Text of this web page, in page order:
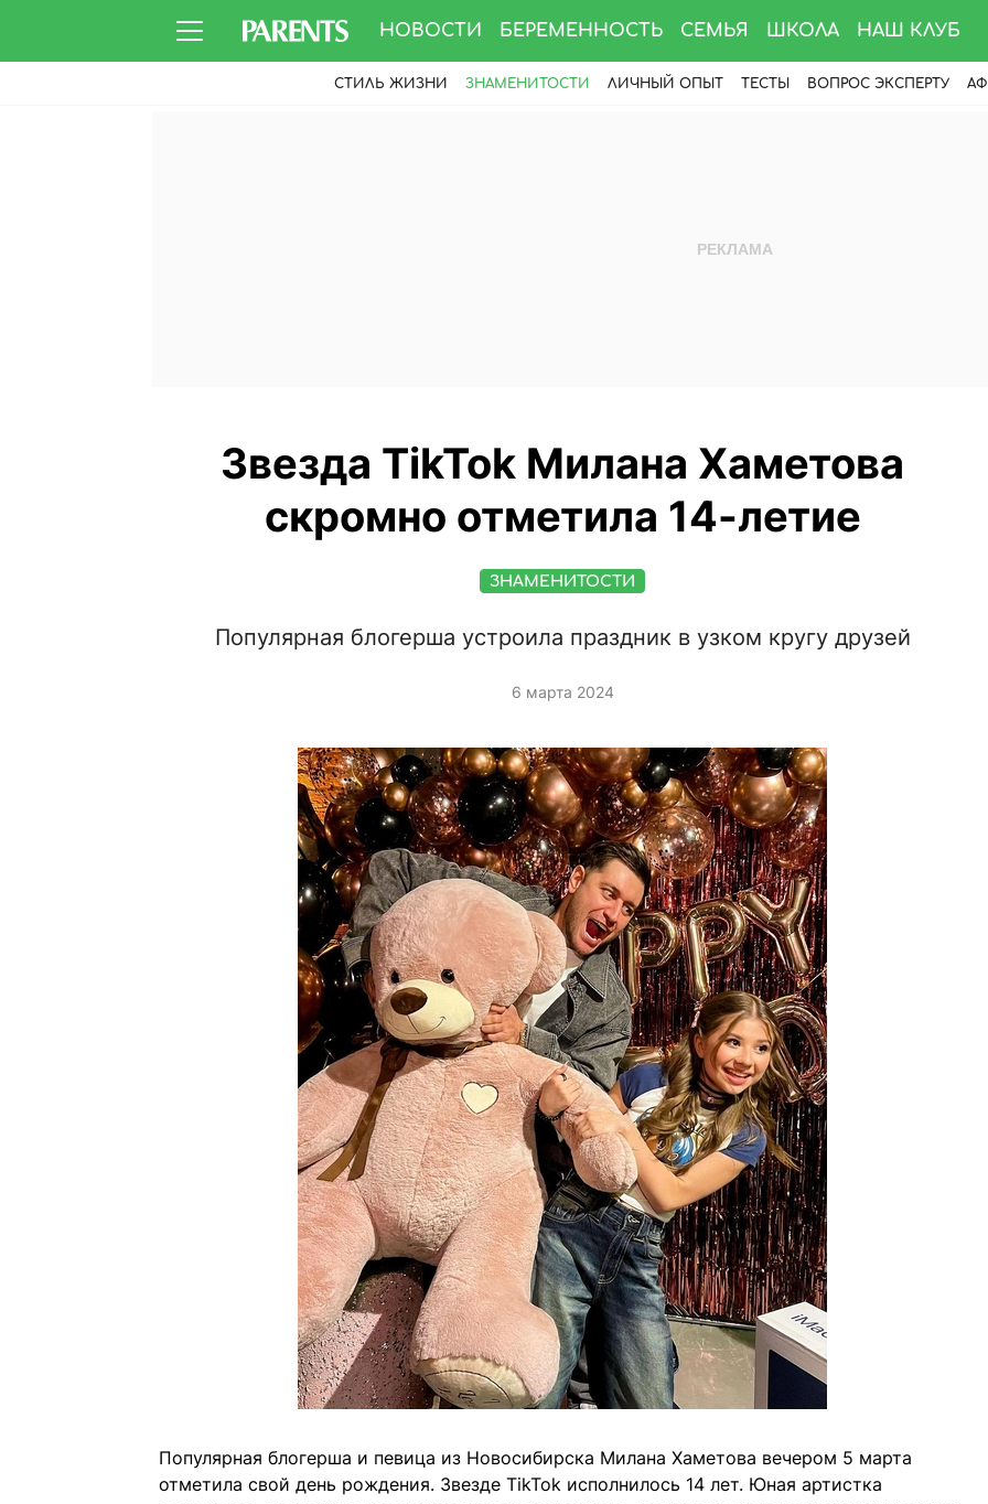
НОВОСТИ БЕРЕМЕННОСТЬ СЕМЬЯ ШКОЛА НАШ КЛУБ
СТИЛЬ ЖИЗНИ ЗНАМЕНИТОСТИ ЛИЧНЫЙ ОПЫТ ТЕСТЫ ВОПРОС ЭКСПЕРТУ
Звезда TikTok Милана Хаметова
скромно отметила 14-летие
ЗНАМЕНИТОСТИ
Популярная блогерша устроила праздник в узком кругу друзей
6 марта 2024
Популярная блогерша и певица из Новосибирска Милана Хаметова вечером 5 марта
отметила свой день рождения. Звезде TikTok исполнилось 14 лет. Юная артистка